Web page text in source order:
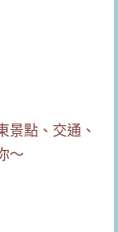
景點、交通、
～